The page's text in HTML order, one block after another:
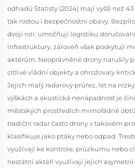
odhadů Statisty (2024) mají vyšší než
tak rostou i bezpečnostní obavy.
dvojí roli: umožňují logistiku
infrastruktury, zároveň však poskytují
aktérům. Neoprávněné drony narušily
citlivé vládní objekty a ohrožovaly
Jejich malý radarový průřez, let na
výškách a akustická nenápadnost je
městských prostředích mimořádně
tradiční radar často drony v takovém
klasifikuje jako ptáky nebo odpad.
využívají ke kontrole, průzkumu nebo
nestátní aktéři využívají jejich